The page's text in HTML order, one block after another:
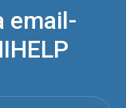
email-